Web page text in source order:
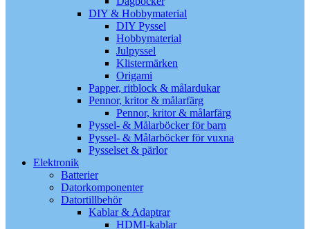
DIY & Hobbymaterial
DIY Pyssel
Hobbymaterial
Julpyssel
Klistermärken
Origami
Papper, ritblock & målardukar
Pennor, kritor & målarfärg
Pennor, kritor & målarfärg
Pyssel- & Målarböcker för barn
Pyssel- & Målarböcker för vuxna
Pysselset & pärlor
Elektronik
Batterier
Datorkomponenter
Datortillbehör
Kablar & Adaptrar
HDMI-kablar